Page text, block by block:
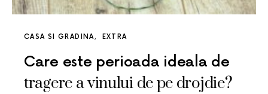
CASA SI GRADINA EXTRA
Care este perioada ideala de
tragere a vinului de pe drojdie?